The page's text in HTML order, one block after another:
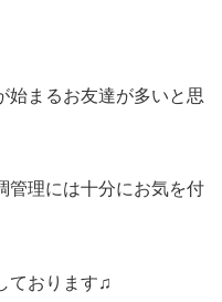
始まるお友達が多いと思
管理には十分にお気を付
ております♫